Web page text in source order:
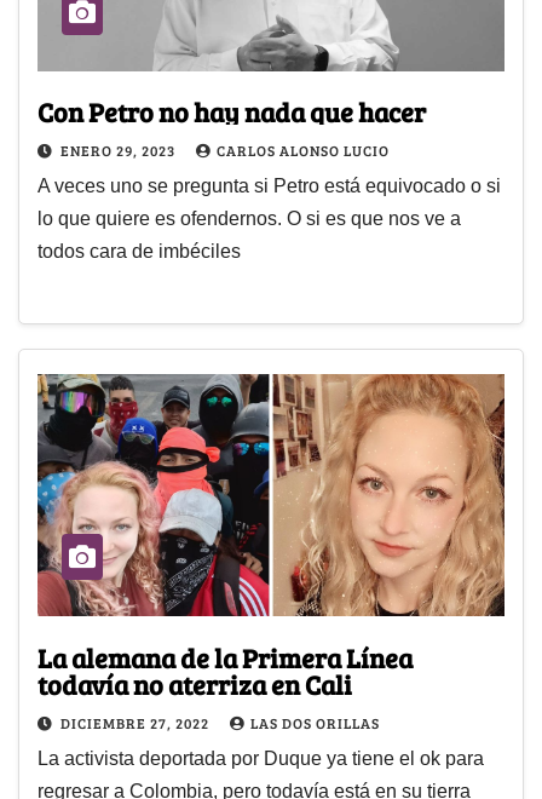
Con Petro no hay nada que hacer
ENERO 29, 2023 CARLOS ALONSO LUCIO
A veces uno se pregunta si Petro está equivocado o si
lo que quiere es ofendernos. O si es que nos ve a
todos cara de imbéciles
La alemana de la Primera Línea
todavía no aterriza en Cali
DICIEMBRE 27, 2022 LAS DOS ORILLAS
La activista deportada por Duque ya tiene el ok para
regresar a Colombia, pero todavía está en su tierra